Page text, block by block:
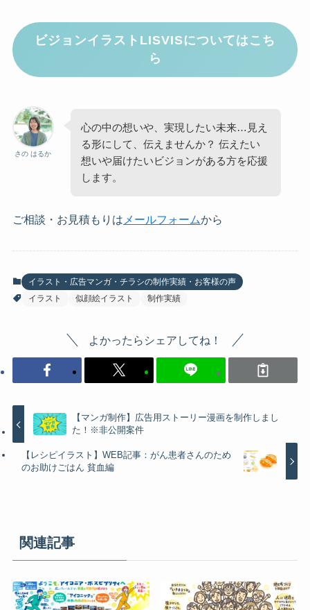
ビジョンイラストLISVISについてはこち
ら
さの はるか
心の中の想いや、実現したい未来…見え
る形にして、伝えませんか？ 伝えたい
想いや届けたいビジョンがある方を応援
します。
ご相談・お見積もりは メールフォームから
イラスト・広告マンガ・チラシの制作実績・お客様の声
イラスト
似顔絵イラスト 制作実績
よかったらシェアしてね！
【マンガ制作】広告用ストーリー漫画を制作しまし
た！※非公開案件
【レシピイラスト】WEB記事：がん患者さんのため
のお助けごはん 貧血編
関連記事